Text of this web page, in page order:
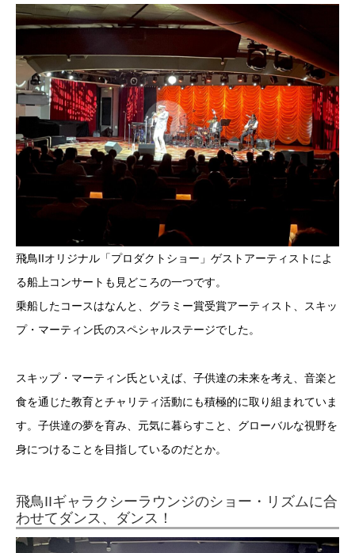
飛鳥IIオリジナル「プロダクトショー」ゲストアーティストによ
る船上コンサートも見どころの一つです。
乗船したコースはなんと、グラミー賞受賞アーティスト、スキッ
プ・マーティン氏のスペシャルステージでした。
スキップ・マーティン氏といえば、子供達の未来を考え、音楽と
食を通じた教育とチャリティ活動にも積極的に取り組まれていま
す。子供達の夢を育み、元気に暮らすこと、グローバルな視野を
身につけることを目指しているのだとか。
飛鳥IIギャラクシーラウンジのショー・リズムに合
わせてダンス、ダンス！